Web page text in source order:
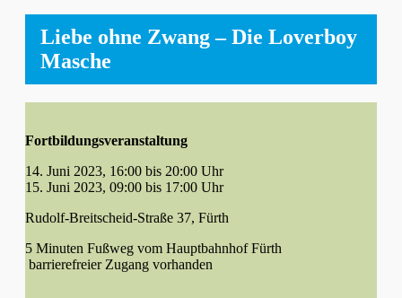
Liebe ohne Zwang – Die Loverboy
Masche
Fortbildungsveranstaltung
14. Juni 2023, 16:00 bis 20:00 Uhr
15. Juni 2023, 09:00 bis 17:00 Uhr
Rudolf-Breitscheid-Straße 37, Fürth
5 Minuten Fußweg vom Hauptbahnhof Fürth
barrierefreier Zugang vorhanden